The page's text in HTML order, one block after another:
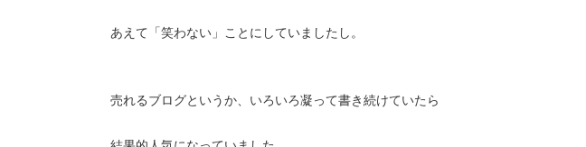
あえて「笑わない」ことにしていましたし。
売れるブログというか、いろいろ凝って書き続けていたら